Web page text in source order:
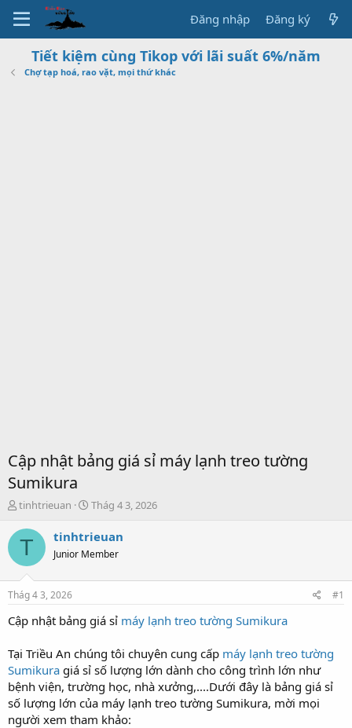
Đăng nhập Đăng ký
Tiết kiệm cùng Tikop với lãi suất 6%/năm
Chợ tạp hoá, rao vặt, mọi thứ khác
Cập nhật bảng giá sỉ máy lạnh treo tường
Sumikura
T
r
a
s
t
a
r
e
r
tinhtrieuan
S
a
t
e
Thág 4 3, 2026
T tinhtrieuan
Junior Member
Thág 4 3, 2026 #1
Cập nhật bảng giá sỉ máy lạnh treo tường Sumikura
Tại Triều An chúng tôi chuyên cung cấp máy lạnh treo tường
Sumikura giá sỉ số lượng lớn dành cho công trình lớn như
bệnh viện, trường học, nhà xưởng,....Dưới đây là bảng giá sỉ
số lượng lớn của máy lạnh treo tường Sumikura, mời mọi
người xem tham khảo: